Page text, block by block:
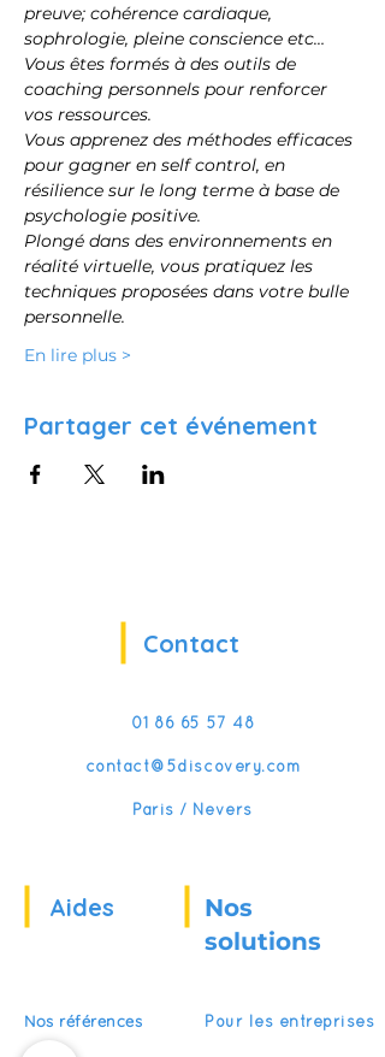
preuve; cohérence cardiaque,
sophrologie, pleine conscience etc…
Vous êtes formés à des outils de
coaching personnels pour renforcer
vos ressources.
Vous apprenez des méthodes efficaces
pour gagner en self control, en
résilience sur le long terme à base de
psychologie positive.
Plongé dans des environnements en
réalité virtuelle, vous pratiquez les
techniques proposées dans votre bulle
personnelle.
En lire plus >
Partager cet événement
Contact
01 86 65 57 48
contact@5discovery.com
Paris / Nevers
Aides
Nos
solutions
Nos références Pour les entreprises